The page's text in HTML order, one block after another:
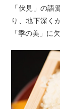
「伏見」の語
り、地下深く
「季の美」に